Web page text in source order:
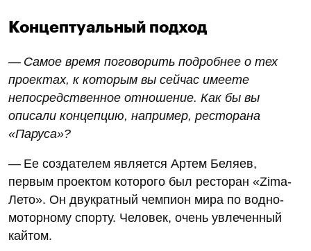
Концептуальный подход
— Самое время поговорить подробнее о тех
проектах, к которым вы сейчас имеете
непосредственное отношение. Как бы вы
описали концепцию, например, ресторана
«Паруса»?
— Ее создателем является Артем Беляев,
первым проектом которого был ресторан «Zima-
Лето». Он двукратный чемпион мира по водно-
моторному спорту. Человек, очень увлеченный
кайтом.